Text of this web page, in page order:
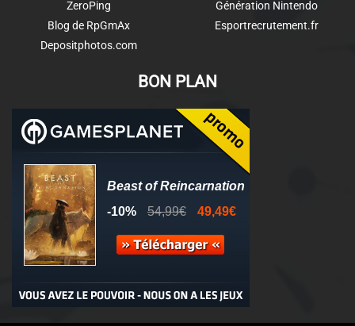
ZeroPing
Blog de RpGmAx
Depositphotos.com
Génération Nintendo
Esportrecrutement.fr
BON PLAN